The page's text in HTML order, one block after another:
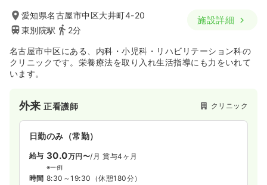
時間 8:30～17:20 （休憩60分）
日祝休み
オンコールあり
気になる 詳細を見る
愛知県名古屋市中区大井町4-20
東別院駅
2分
施設詳細
名古屋市中区にある、内科・小児科・リハビリテーション科の
クリニックです。栄養療法を取り入れ生活指導にも力をいれて
います。
外来正看護師 クリニック
日勤のみ（常勤）
給与 30.0万円〜/月 賞与4ヶ月
※一例
時間 8:30～19:30 （休憩180分）